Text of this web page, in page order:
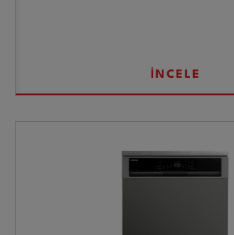
İNCELE